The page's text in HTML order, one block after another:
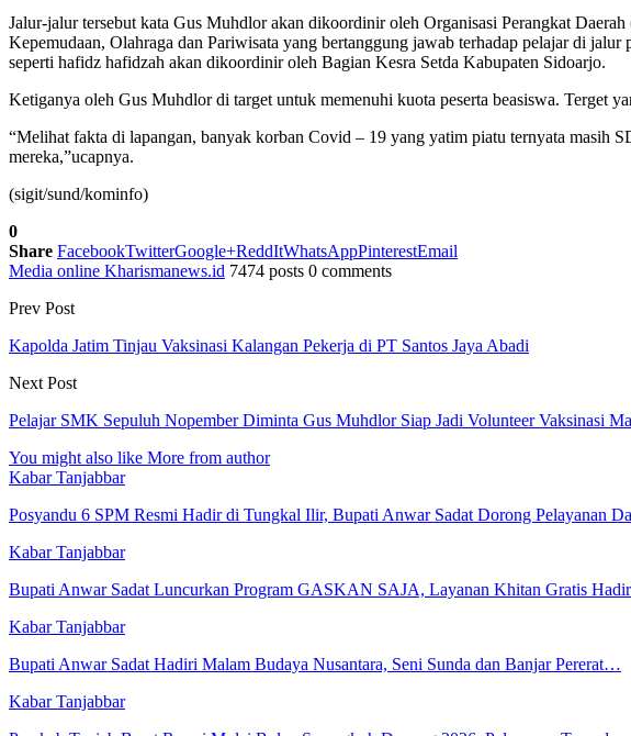
Jalur-jalur tersebut kata Gus Muhdlor akan dikoordinir oleh Organisasi Perangkat
Kepemudaan, Olahraga dan Pariwisata yang bertanggung jawab terhadap pelajar di
seperti hafidz hafidzah akan dikoordinir oleh Bagian Kesra Setda Kabupaten Sidoarjo.
Ketiganya oleh Gus Muhdlor di target untuk memenuhi kuota peserta beasiswa. Terget
“Melihat fakta di lapangan, banyak korban Covid – 19 yang yatim piatu ternyata masih
mereka,”ucapnya.
(sigit/sund/kominfo)
0
Share FacebookTwitterGoogle+ReddItWhatsAppPinterestEmail
Media online Kharismanews.id 7474 posts 0 comments
Prev Post
Kapolda Jatim Tinjau Vaksinasi Kalangan Pekerja di PT Santos Jaya Abadi
Next Post
Pelajar SMK Sepuluh Nopember Diminta Gus Muhdlor Siap Jadi Volunteer Vaksinasi
You might also like More from author
Kabar Tanjabbar
Posyandu 6 SPM Resmi Hadir di Tungkal Ilir, Bupati Anwar Sadat Dorong Pelayanan
Kabar Tanjabbar
Bupati Anwar Sadat Luncurkan Program GASKAN SAJA, Layanan Khitan Gratis
Kabar Tanjabbar
Bupati Anwar Sadat Hadiri Malam Budaya Nusantara, Seni Sunda dan Banjar Pererat…
Kabar Tanjabbar